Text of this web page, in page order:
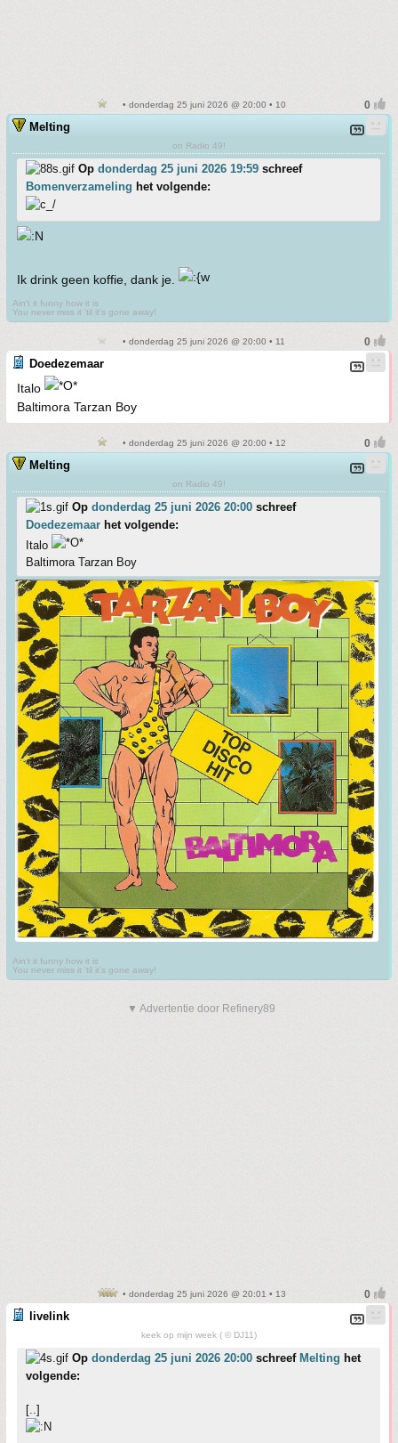
• donderdag 25 juni 2026 @ 20:00 • 10
Melting
on Radio 49!
Op donderdag 25 juni 2026 19:59 schreef
Bomenverzameling het volgende:
Ik drink geen koffie, dank je.
Ain't it funny how it is
You never miss it 'til it's gone away!
• donderdag 25 juni 2026 @ 20:00 • 11
Doedezemaar
Italo
Baltimora Tarzan Boy
• donderdag 25 juni 2026 @ 20:00 • 12
Melting
on Radio 49!
Op donderdag 25 juni 2026 20:00 schreef
Doedezemaar het volgende:
Italo
Baltimora Tarzan Boy
Ain't it funny how it is
You never miss it 'til it's gone away!
▼ Advertentie door Refinery89
• donderdag 25 juni 2026 @ 20:01 • 13
livelink
keek op mijn week ( © DJ11)
Op donderdag 25 juni 2026 20:00 schreef Melting het
volgende:
[..]